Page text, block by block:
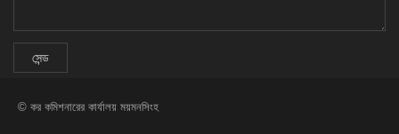
© কর কমিশনারের কার্যালয় ময়মনসিংহ